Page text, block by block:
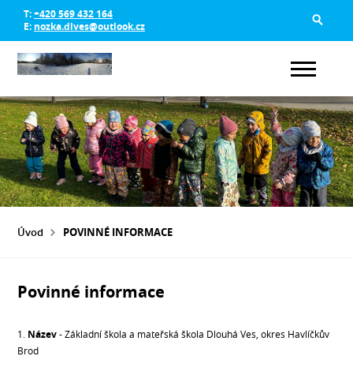
T:+420 569 432 164
E: nozka.dlves@outlook.cz
Úvod POVINNÉ INFORMACE
Povinné informace
1. Název- Základní škola a mateřská škola Dlouhá Ves, okres Havlíčkův
Brod